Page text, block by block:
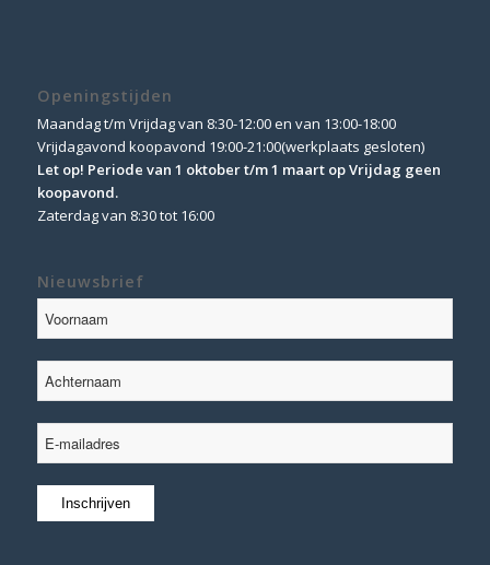
Openingstijden
Maandag t/m Vrijdag van 8:30-12:00 en van 13:00-18:00
Vrijdagavond koopavond 19:00-21:00(werkplaats gesloten)
Let op! Periode van 1 oktober t/m 1 maart op Vrijdag geen
koopavond.
Zaterdag van 8:30 tot 16:00
Nieuwsbrief